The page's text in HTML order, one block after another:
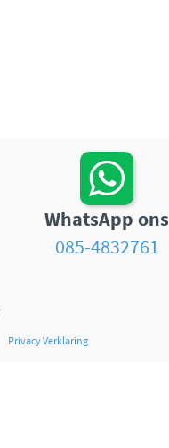
WhatsApp ons
085-4832761
Privacy Verklaring